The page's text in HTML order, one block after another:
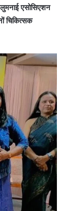
एसोसिएशन
चिकित्सक